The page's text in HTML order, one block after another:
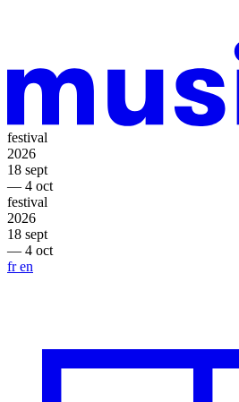
festival
2026
18 sept
— 4 oct
festival
2026
18 sept
— 4 oct
fren